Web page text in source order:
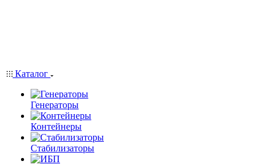
Каталог
Генераторы
Контейнеры
Стабилизаторы